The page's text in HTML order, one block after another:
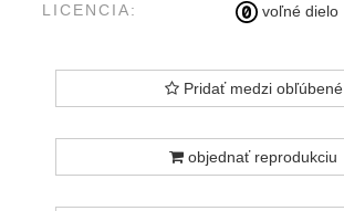
LICENCIA: voľné dielo
Pridať medzi obľúbené
objednať reprodukciu